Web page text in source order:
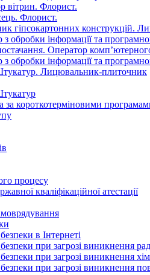
вітрин. Флорист.
Флорист.
гіпсокартонних конструкцій.
обробки інформації та
Оператор
обробки інформації та
Лицювальник-плиточник
за короткотерміновими
процесу
кваліфікаційної атестації
в Інтернеті
при загрозі виникнення
при загрозі виникнення
при загрозі виникнення